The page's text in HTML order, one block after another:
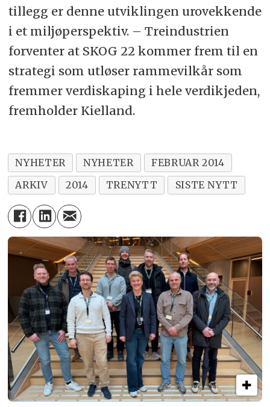
tillegg er denne utviklingen urovekkende
i et miljøperspektiv. – Treindustrien
forventer at SKOG 22 kommer frem til en
strategi som utløser rammevilkår som
fremmer verdiskaping i hele verdikjeden,
fremholder Kielland.
NYHETER NYHETER
FEBRUAR 2014
ARKIV
2014 TRENYTT SISTE NYTT